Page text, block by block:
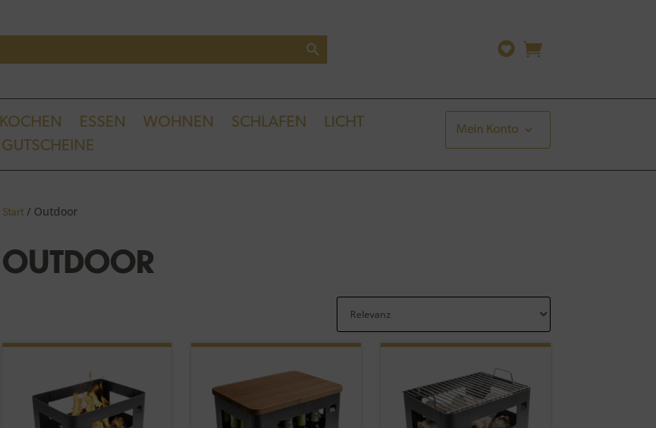
Search Button
KOCHEN ESSEN WOHNEN SCHLAFEN
LICHT
GUTSCHEINE
Mein Konto
Start/ Outdoor
OUTDOOR